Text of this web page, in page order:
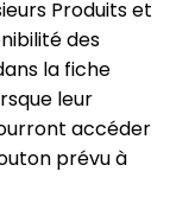
Produits et
des
la fiche
leur
accéder
prévu à